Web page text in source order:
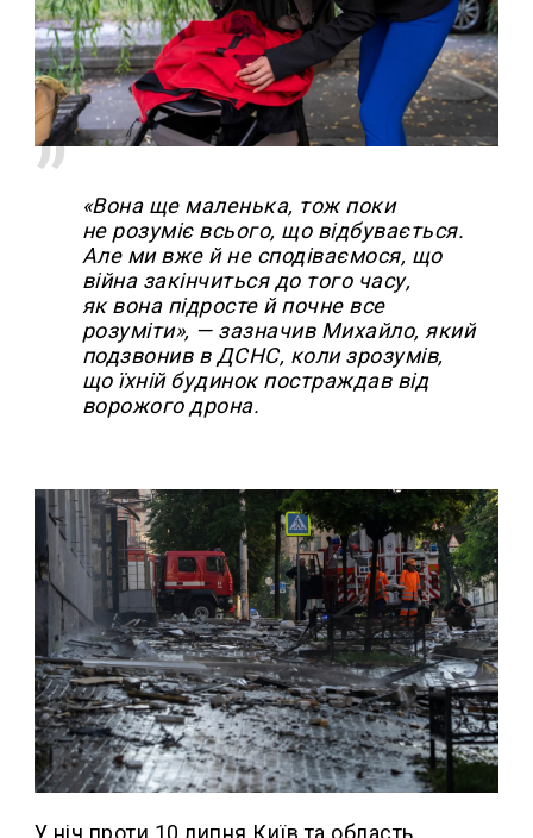
«Вона ще маленька, тож поки
не розуміє всього, що відбувається.
Але ми вже й не сподіваємося, що
війна закінчиться до того часу,
як вона підросте й почне все
розуміти», — зазначив Михайло, який
подзвонив в ДСНС, коли зрозумів,
що їхній будинок постраждав від
ворожого дрона.
У ніч проти 10 липня Київ та область